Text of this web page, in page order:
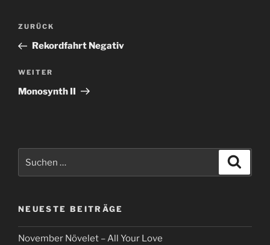
Beitragsnavigation
Vorheriger
Beitrag
ZURÜCK
Rekordfahrt Negativ
Nächster
Beitrag
WEITER
Monosynth II
nach:
NEUESTE BEITRÄGE
November Növelet – All Your Love